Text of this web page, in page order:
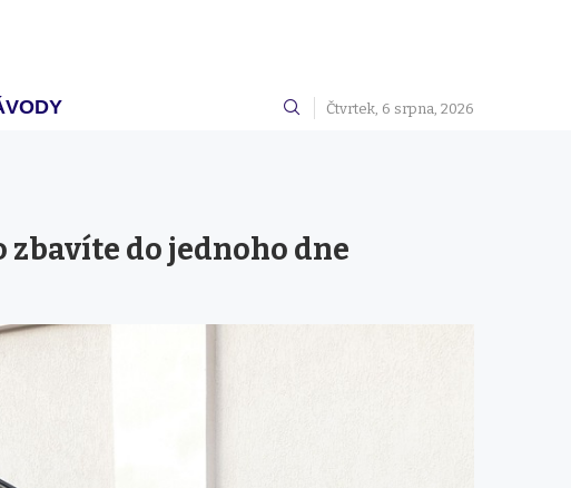
Čtvrtek, 6 srpna, 2026
zbavíte do jednoho dne